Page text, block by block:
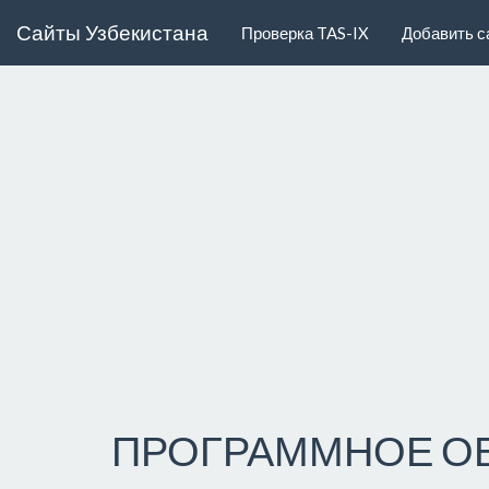
Сайты Узбекистана Проверка TAS-IX Добавить
ПРОГРАММНОЕ